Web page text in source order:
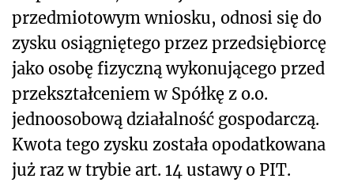
przedmiotowym wniosku, odnosi się do
zysku osiągniętego przez przedsiębiorcę
jako osobę fizyczną wykonującego przed
przekształceniem w Spółkę z o.o.
jednoosobową działalność gospodarczą.
Kwota tego zysku została opodatkowana
już raz w trybie art. 14 ustawy o PIT.